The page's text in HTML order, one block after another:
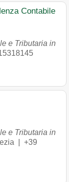
Contabile
e Tributaria in
e Tributaria in
+39